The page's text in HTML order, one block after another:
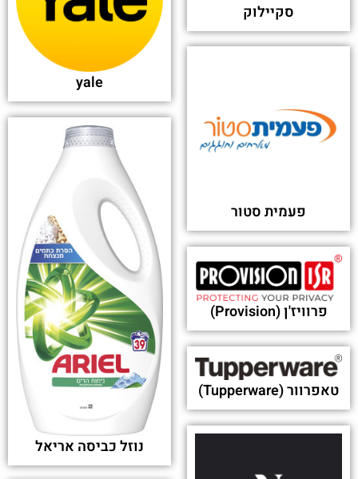
סקיילוק
yale
פעמית סטור
נוזל כביסה אריאל
פרוויז'ן (Provision)
טאפרוור (Tupperware)